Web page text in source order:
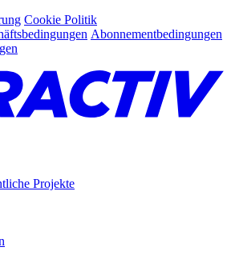
Cookie Politik
Abonnementbedingungen
Projekte